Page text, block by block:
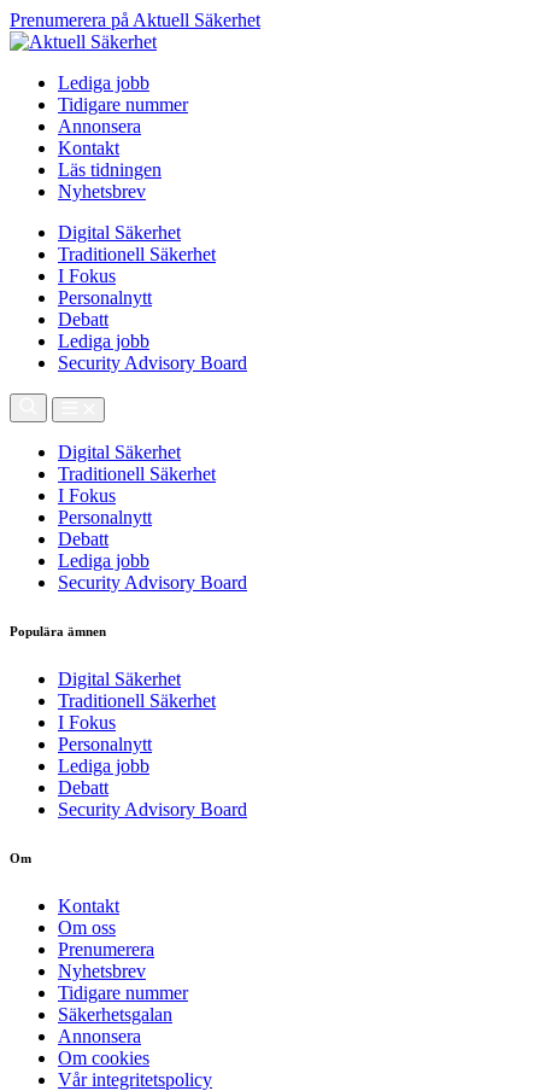
Prenumerera på Aktuell Säkerhet
Lediga jobb
Tidigare nummer
Annonsera
Kontakt
Läs tidningen
Nyhetsbrev
Digital Säkerhet
Traditionell Säkerhet
I Fokus
Personalnytt
Debatt
Lediga jobb
Security Advisory Board
Digital Säkerhet
Traditionell Säkerhet
I Fokus
Personalnytt
Debatt
Lediga jobb
Security Advisory Board
Populära ämnen
Digital Säkerhet
Traditionell Säkerhet
I Fokus
Personalnytt
Lediga jobb
Debatt
Security Advisory Board
Om
Kontakt
Om oss
Prenumerera
Nyhetsbrev
Tidigare nummer
Säkerhetsgalan
Annonsera
Om cookies
Vår integritetspolicy